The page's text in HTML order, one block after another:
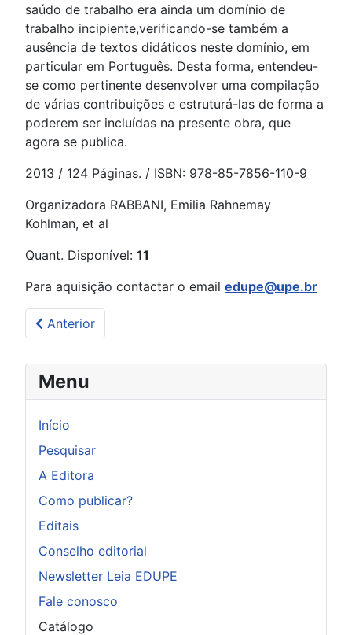
saúdo de trabalho era ainda um domínio de
trabalho incipiente,verificando-se também a
ausência de textos didáticos neste domínio, em
particular em Português. Desta forma, entendeu-
se como pertinente desenvolver uma compilação
de várias contribuições e estruturá-las de forma a
poderem ser incluídas na presente obra, que
agora se publica.
2013 / 124 Páginas. / ISBN: 978-85-7856-110-9
Organizadora RABBANI, Emilia Rahnemay
Kohlman, et al
Quant. Disponível: 11
Para aquisição contactar o email edupe@upe.br
Artigo anterior: Patologia das construções de
Anterior
Menu
Início
Pesquisar
A Editora
Como publicar?
Editais
Conselho editorial
Newsletter Leia EDUPE
Fale conosco
Catálogo